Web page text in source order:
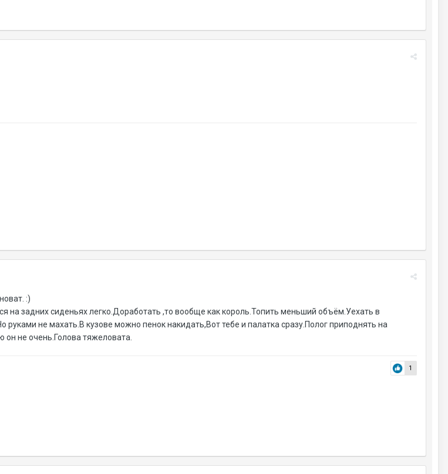
:)
на задних сиденьях легко.Доработать ,то вообще как король.Топить меньший объём.Уехать в
руками не махать.В кузове можно пенок накидать,Вот тебе и палатка сразу.Полог приподнять на
он не очень.Голова тяжеловата.
1